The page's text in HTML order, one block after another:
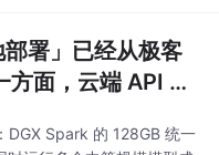
署」已经从极客
面，云端 API 调
DGX Spark 的 128GB 统一